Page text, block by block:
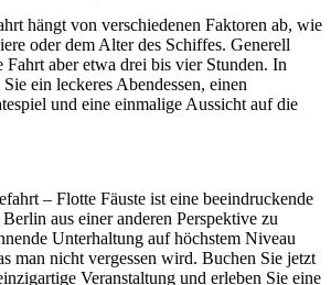
hängt von verschiedenen Faktoren ab, wie
oder dem Alter des Schiffes. Generell
Fahrt aber etwa drei bis vier Stunden. In
ein leckeres Abendessen, einen
und eine einmalige Aussicht auf die
– Flotte Fäuste ist eine beeindruckende
aus einer anderen Perspektive zu
Unterhaltung auf höchstem Niveau
man nicht vergessen wird. Buchen Sie jetzt
Veranstaltung und erleben Sie eine